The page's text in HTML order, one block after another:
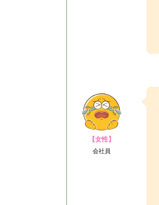
【女性】
会社員